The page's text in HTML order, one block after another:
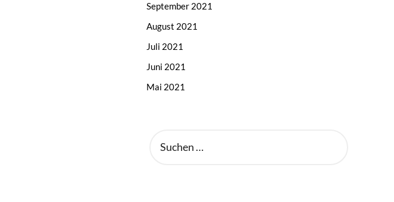
September 2021
August 2021
Juli 2021
Juni 2021
Mai 2021
NACH: